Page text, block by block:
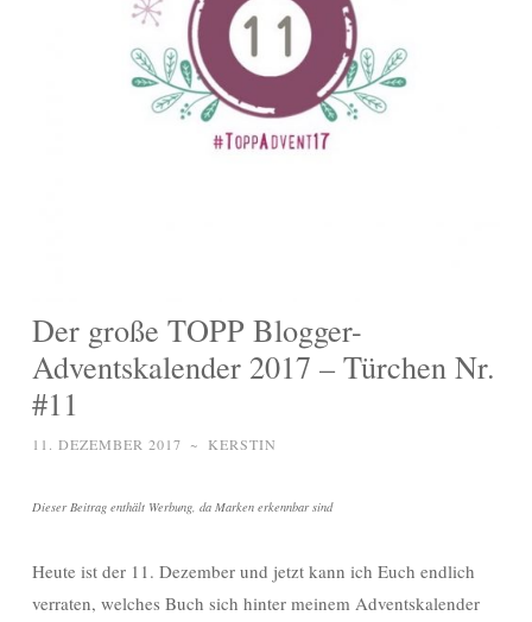
Der große TOPP Blogger-
Adventskalender 2017 – Türchen Nr.
#11
11. DEZEMBER 2017 ~ KERSTIN
Dieser Beitrag enthält Werbung, da Marken erkennbar sind
Heute ist der 11. Dezember und jetzt kann ich Euch endlich
verraten, welches Buch sich hinter meinem Adventskalender